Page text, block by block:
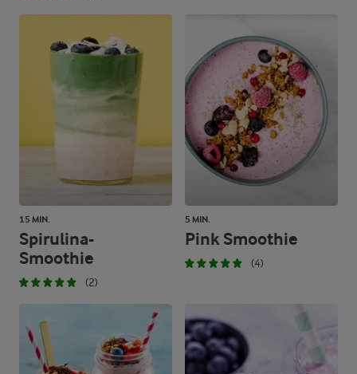
15 MIN.
Spirulina-
Smoothie
(2)
5 MIN.
Pink Smoothie
(4)